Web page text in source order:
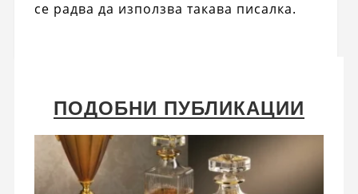
се радва да използва такава писалка.
ПОДОБНИ ПУБЛИКАЦИИ